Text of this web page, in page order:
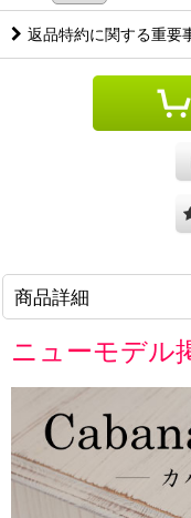
返品特約に関する重要
商品詳細
ニューモデル